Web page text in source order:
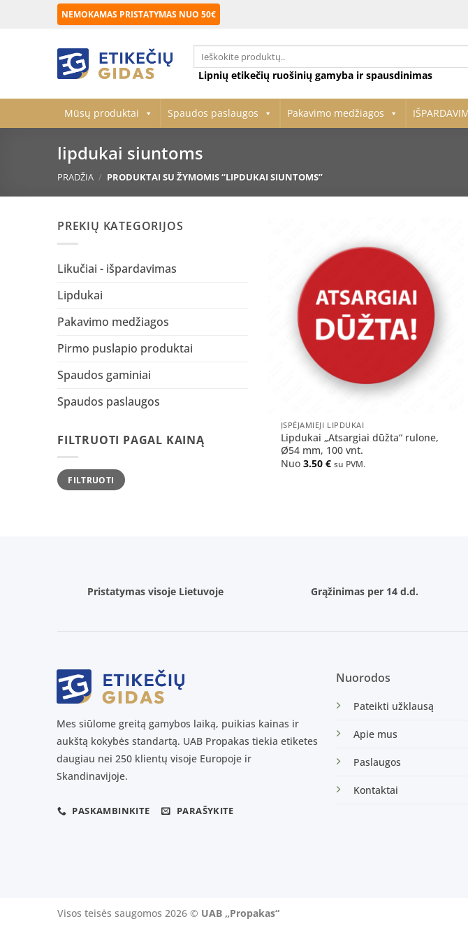
NEMOKAMAS PRISTATYMAS NUO 50€
Ieškoti:
Lipnių etikečių ruošinių gamyba ir spausdinimas
Mūsų produktai Spaudos paslaugos Pakavimo medžiagos
lipdukai siuntoms
PRADŽIA / PRODUKTAI SU ŽYMOMIS “LIPDUKAI SIUNTOMS”
PREKIŲ KATEGORIJOS
Likučiai - išpardavimas
Lipdukai
Pakavimo medžiagos
Pirmo puslapio produktai
Spaudos gaminiai
Spaudos paslaugos
FILTRUOTI PAGAL KAINĄ
Min
kaina
Maks
kainaFILTRUOTI
ĮSPĖJAMIEJI LIPDUKAI
Lipdukai „Atsargiai dūžta“ rulone,
Ø54 mm, 100 vnt.
Nuo 3.50 € su PVM.
Pristatymas visoje Lietuvoje Grąžinimas per 14 d.d.
Mes siūlome greitą gamybos laiką, puikias kainas ir
aukštą kokybės standartą. UAB Propakas tiekia etiketes
daugiau nei 250 klientų visoje Europoje ir
Skandinavijoje.
PASKAMBINKITE PARAŠYKITE
Nuorodos
Pateikti užklausą
Apie mus
Paslaugos
Kontaktai
Visos teisės saugomos 2026 © UAB „Propakas“